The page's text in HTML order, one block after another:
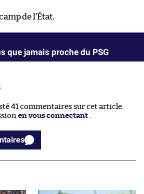
de l’État.
que jamais proche du PSG
41 commentaires sur cet article.
en vous connectant